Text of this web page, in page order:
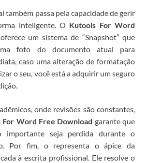
também passa pela capacidade de gerir
inteligente. O Kutools For Word
oferece um sistema de “Snapshot” que
foto do documento atual para
caso uma alteração de formatação
o seu, você está a adquirir um seguro
onde revisões são constantes,
For Word Free Download garante que
importante seja perdida durante o
Por fim, orepresenta o ápice da
à escrita profissional. Ele resolve o